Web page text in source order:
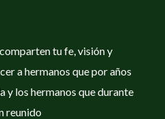
tu fe, visión y
a hermanos que por años
y los hermanos que durante
reunido